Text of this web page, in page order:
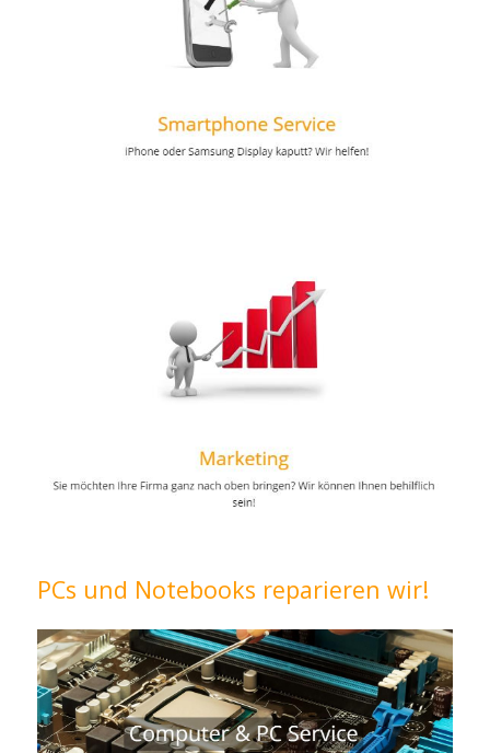
PCs und Notebooks reparieren wir!